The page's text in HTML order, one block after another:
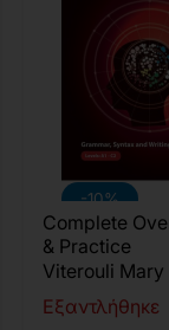
-10%
Εξαντλήθηκε
Complete
& Practice
Viterouli Mary